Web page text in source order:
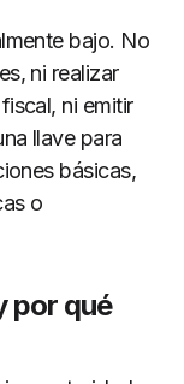
bajo. No
ni realizar
ni emitir
llave para
básicas,
o
por qué